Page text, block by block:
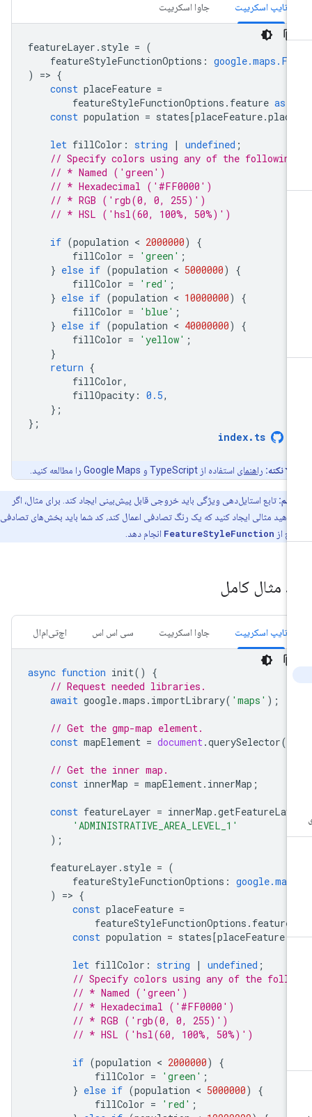
تایپ اسکریپت جاوا اسکریپت
featureLayer.style
featureStyleFunctionOptions:
) =
const placeFeature
featureStyleFunctionOptions.feature
const population = states[placeFeature.
let fillColor: string | undefined
// Specify colors using any of the
// * Named ('green')
// * Hexadecimal ('#FF0000')
// * RGB ('rgb(0, 0, 255)')
// * HSL ('hsl(60, 100%, 50%)')
if (population < 2000000
fillColor
= 'green'
} else if (population < 5000000
fillColor
= 'red'
} else if (population < 10000000
fillColor
= 'blue'
} else if (population < 40000000
fillColor
= 'yellow'
return
fillColor
fillOpacity : 0.5
index. ts
نکته:راهنمایاستفاده از TypeScript و Google Maps را مطالعه کنید.
تابع استایل‌دهی ویژگی باید خروجی قابل پیش‌بینی ایجاد کند. برای مثال، اگر
مثالی ایجاد کنید که یک رنگ تصادفی اعمال کند، کد شما باید بخش‌های تصادفی
FeatureStyleFunctionانجام دهد.
مثال کامل
تایپ اسکریپت جاوا اسکریپت سی اس اس اچ‌تی‌ام‌ال
async function init ()
// Request needed libraries.
await google.maps.importLibrary('maps'
// Get the gmp-map element.
const mapElement = document.querySelector
// Get the inner map.
const innerMap = mapElement.innerMap
const featureLayer = innerMap.
'ADMINISTRATIVE_AREA_LEVEL_1'
featureLayer.style
featureStyleFunctionOptions:
) =
const placeFeature
featureStyleFunctionOptions.feature
const population = states[placeFeature.
let fillColor: string | undefined
// Specify colors using any of the
// * Named ('green')
// * Hexadecimal ('#FF0000')
// * RGB ('rgb(0, 0, 255)')
// * HSL ('hsl(60, 100%, 50%)')
if (population < 2000000
fillColor
= 'green'
} else if (population < 5000000
fillColor
= 'red'